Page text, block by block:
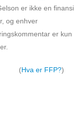
er ikke en
og enhver
er kun
(Hva er FFP?)